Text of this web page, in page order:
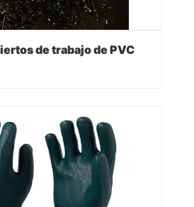
de trabajo de PVC